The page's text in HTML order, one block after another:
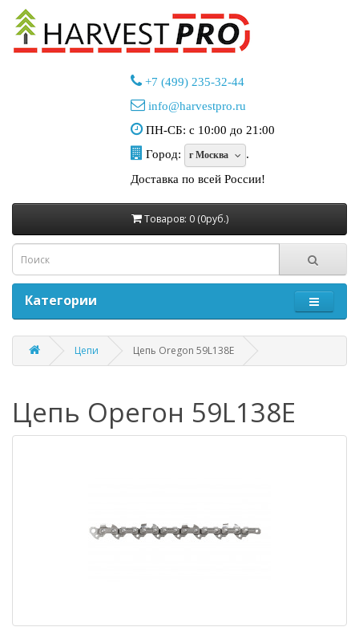
+7 (499) 235-32-44
info@harvestpro.ru
ПН-СБ: с 10:00 до 21:00
Город:
г Москва
.
Доставка по всей России!
Товаров: 0 (0руб.)
Категории
Цепи Цепь Oregon 59L138E
Цепь Орегон 59L138E